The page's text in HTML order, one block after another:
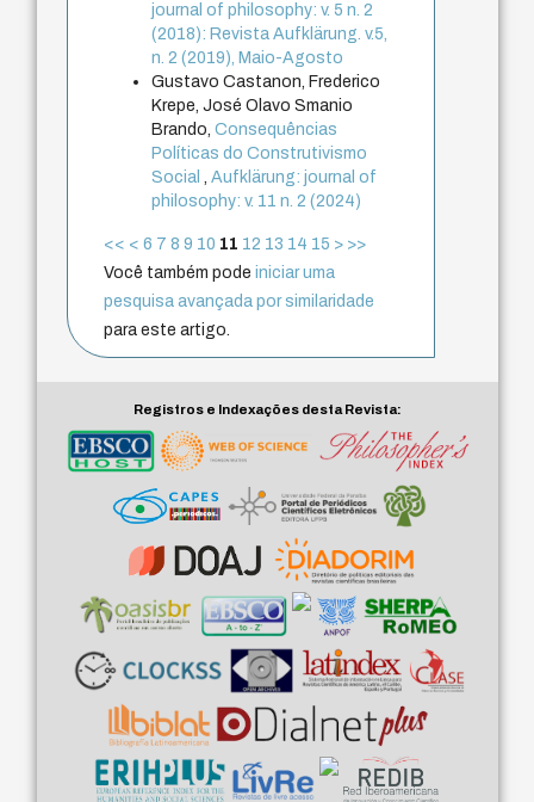
journal of philosophy: v. 5 n. 2
(2018): Revista Aufklärung. v.5,
n. 2 (2019), Maio-Agosto
Gustavo Castanon, Frederico
Krepe, José Olavo Smanio
Brando,Consequências
Políticas do Construtivismo
Social,Aufklärung: journal of
philosophy: v. 11 n. 2 (2024)
<< < 6 7 8 9 10 11 12 13 14 15 > >>
Você também podeiniciar uma
pesquisa avançada por similaridade
para este artigo.
Registros e Indexações desta Revista: